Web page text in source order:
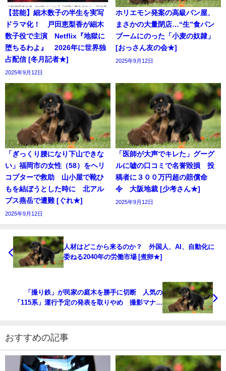
【芸能】細木数子の半生を実写
ドラマ化！ 戸田恵梨香が細木
数子役で主演 Netflix『地獄に
堕ちるわよ』 2026年に世界独
占配信 [冬月記者★]
2025年9月12日
ホリエモン発案の高級パン屋、
まさかの大量閉店…“生”食パン
ブームにのった「小麦の奴隷」
[おっさん友の会★]
2025年9月12日
「ぎっくり腰になり下山できな
い」福岡市の女性（58）をヘリ
コプターで救助 山小屋で靴ひ
もを結ぼうとした時に 北アル
プス燕岳で遭難 [ぐれ★]
2025年9月12日
「医師が大声でキレた」グーグ
ルに嘘の口コミで名誉毀損 投
稿者に３００万円超の賠償命
令 大阪地裁 [少考さん★]
2025年9月12日
人材はどこから来るのか？ 外国人、AI、自動化に
委ねる2040年の労働市場 [煮卵★]
「撮り鉄」が民家の庭木を勝手に切断 人気の
「115系」運行予定の発表を取りやめ 撮影マナー
おすすめの記事